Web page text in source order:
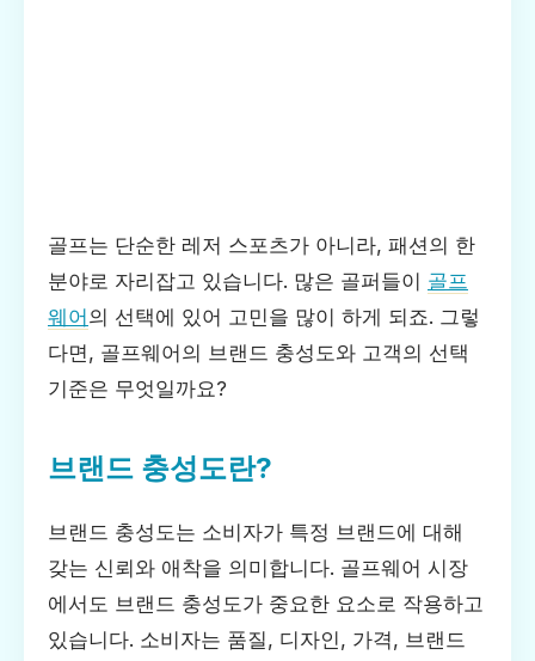
골프는 단순한 레저 스포츠가 아니라, 패션의 한
분야로 자리잡고 있습니다. 많은 골퍼들이 골프
웨어 의 선택에 있어 고민을 많이 하게 되죠. 그렇
다면, 골프웨어의 브랜드 충성도와 고객의 선택
기준은 무엇일까요?
브랜드 충성도란?
브랜드 충성도는 소비자가 특정 브랜드에 대해
갖는 신뢰와 애착을 의미합니다. 골프웨어 시장
에서도 브랜드 충성도가 중요한 요소로 작용하고
있습니다. 소비자는 품질, 디자인, 가격, 브랜드